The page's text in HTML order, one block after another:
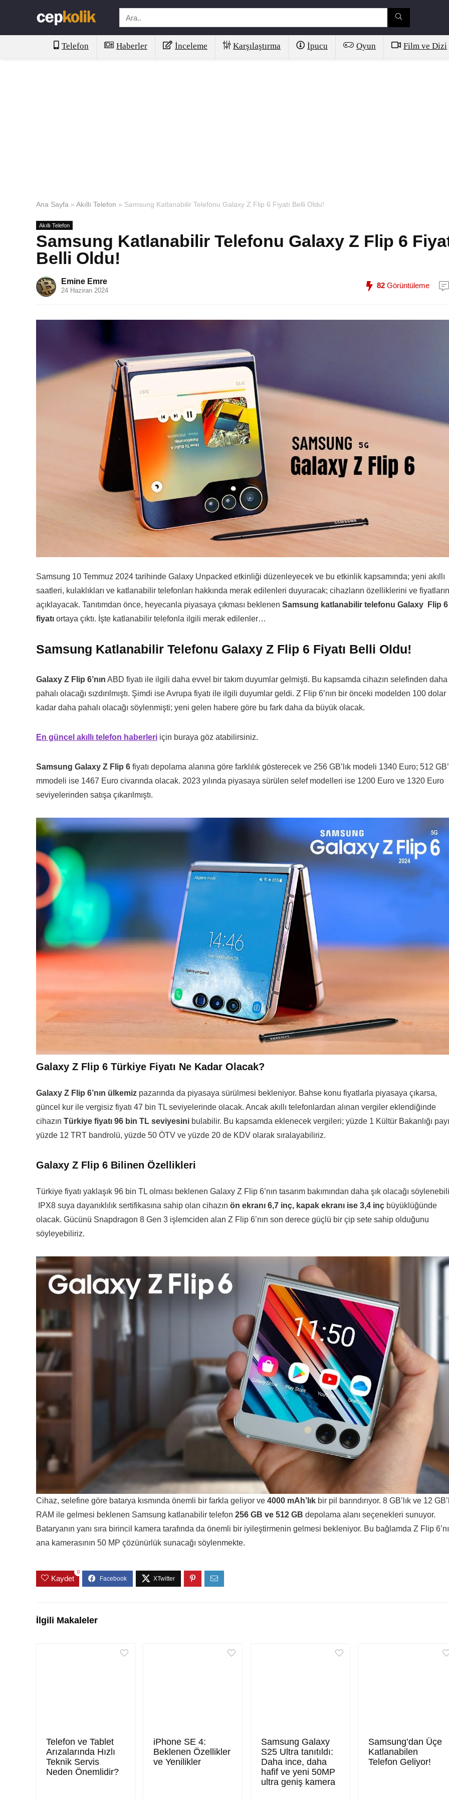
Telefon Haberler İnceleme Karşılaştırma İpucu Oyun Film ve Dizi
Ana Sayfa » Akıllı Telefon » Samsung Katlanabilir Telefonu Galaxy Z Flip 6 Fiyatı Belli Oldu!
Akıllı Telefon
Samsung Katlanabilir Telefonu Galaxy Z Flip 6
Belli Oldu!
Emine Emre
24 Haziran 2024
82 Görüntüleme
Samsung 10 Temmuz 2024 tarihinde Galaxy Unpacked etkinliği düzenleyecek ve bu etkinlik kapsamında; yeni akıllı
saatleri, kulaklıkları ve katlanabilir telefonları hakkında merak edilenleri duyuracak; cihazların özelliklerini ve
açıklayacak. Tanıtımdan önce, heyecanla piyasaya çıkması beklenen Samsung katlanabilir telefonu Galaxy Flip 6
fiyatı ortaya çıktı. İşte katlanabilir telefonla ilgili merak edilenler…
Samsung Katlanabilir Telefonu Galaxy Z Flip 6 Fiyatı Belli Oldu!
Galaxy Z Flip 6’nın ABD fiyatı ile ilgili daha evvel bir takım duyumlar gelmişti. Bu kapsamda cihazın selefinden daha
pahalı olacağı sızdırılmıştı. Şimdi ise Avrupa fiyatı ile ilgili duyumlar geldi. Z Flip 6’nın bir önceki modelden 100 dolar
kadar daha pahalı olacağı söylenmişti; yeni gelen habere göre bu fark daha da büyük olacak.
En güncel akıllı telefon haberleri için buraya göz atabilirsiniz.
Samsung Galaxy Z Flip 6 fiyatı depolama alanına göre farklılık gösterecek ve 256 GB’lık modeli 1340 Euro; 512
mmodeli ise 1467 Euro civarında olacak. 2023 yılında piyasaya sürülen selef modelleri ise 1200 Euro ve 1320 Euro
seviyelerinden satışa çıkarılmıştı.
Galaxy Z Flip 6 Türkiye Fiyatı Ne Kadar Olacak?
Galaxy Z Flip 6’nın ülkemiz pazarında da piyasaya sürülmesi bekleniyor. Bahse konu fiyatlarla piyasaya çıkarsa,
güncel kur ile vergisiz fiyatı 47 bin TL seviyelerinde olacak. Ancak akıllı telefonlardan alınan vergiler eklendiğinde
cihazın Türkiye fiyatı 96 bin TL seviyesini bulabilir. Bu kapsamda eklenecek vergileri; yüzde 1 Kültür Bakanlığı
yüzde 12 TRT bandrolü, yüzde 50 ÖTV ve yüzde 20 de KDV olarak sıralayabiliriz.
Galaxy Z Flip 6 Bilinen Özellikleri
Türkiye fiyatı yaklaşık 96 bin TL olması beklenen Galaxy Z Flip 6’nın tasarım bakımından daha şık olacağı
IPX8 suya dayanıklılık sertifikasına sahip olan cihazın ön ekranı 6,7 inç, kapak ekranı ise 3,4 inç büyüklüğünde
olacak. Gücünü Snapdragon 8 Gen 3 işlemciden alan Z Flip 6’nın son derece güçlü bir çip sete sahip olduğunu
söyleyebiliriz.
Cihaz, selefine göre batarya kısmında önemli bir farkla geliyor ve 4000 mAh’lık bir pil barındırıyor. 8 GB’lık ve 12
RAM ile gelmesi beklenen Samsung katlanabilir telefon 256 GB ve 512 GB depolama alanı seçenekleri sunuyor.
Bataryanın yanı sıra birincil kamera tarafında da önemli bir iyileştirmenin gelmesi bekleniyor. Bu bağlamda Z Flip
ana kamerasının 50 MP çözünürlük sunacağı söylenmekte.
Kaydet
0
İlgili Makaleler
Telefon ve Tablet
Arızalarında Hızlı
Teknik Servis
Neden Önemlidir?
iPhone SE 4:
Beklenen Özellikler
ve Yenilikler
Samsung Galaxy
S25 Ultra tanıtıldı:
Daha ince, daha
hafif ve yeni 50MP
ultra geniş kamera
Samsung’dan Üçe
Katlanabilen
Telefon Geliyor!